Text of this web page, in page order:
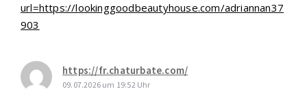
url=https://lookinggoodbeautyhouse.com/adriannan37
903
https://fr.chaturbate.com/
09.07.2026 um 19:52 Uhr